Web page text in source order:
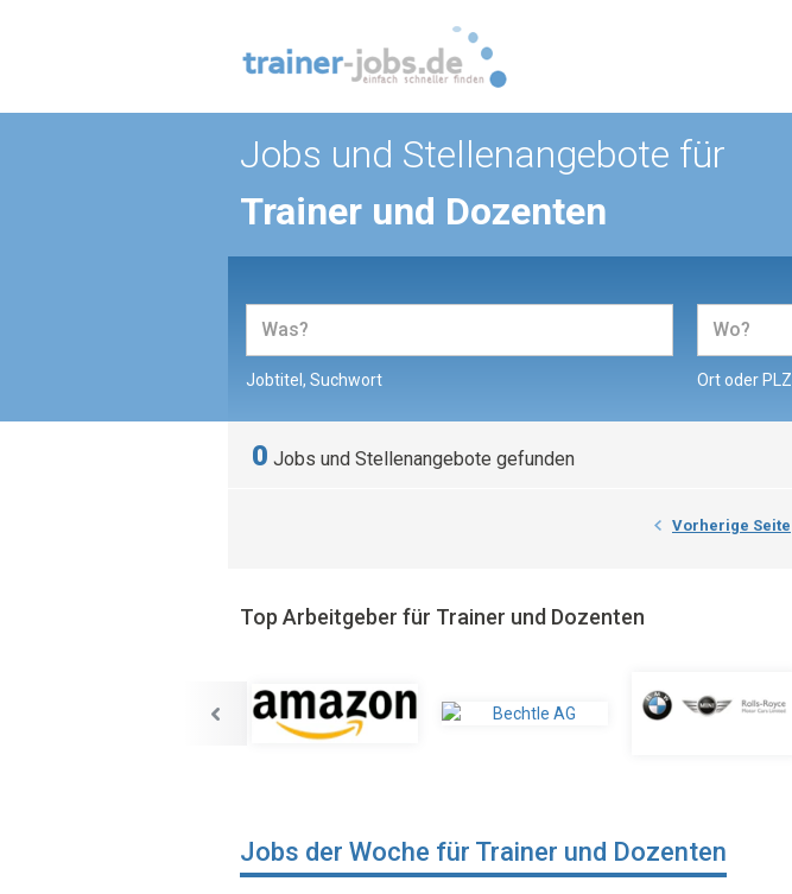
Jobs und Stellenangebote für
Trainer und Dozenten
Jobtitel, Suchwort Ort oder PLZ
0 Jobs und Stellenangebote gefunden
Vorherige Seite
Top Arbeitgeber für Trainer und Dozenten
Jobs der Woche für Trainer und Dozenten